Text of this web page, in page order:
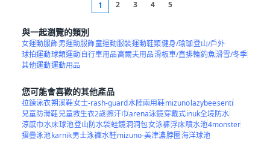
1 2 3 4 5
與一起瀏覽的類別
女運動服飾男運動服飾童運動服裝運動鞋類健身/瑜珈登山/戶外
球拍運動球類運動自行車用品高爾夫用品滑板車/直排輪釣魚滑雪/冬季
其他運動運動用品
您可能會喜歡的其他產品
拉鍊泳衣朔溪鞋女士-rash-guard水陸兩用鞋mizunolazybeesenti
兒童防滑鞋兒童救生衣2歲擦汗巾arena泳鏡穿戴式inuk全境防水
涼感巾水床球池登山防水袋蛙鏡洞洞包女泳褲浮床噴水池4monster
摺疊泳池karnik男士泳褲水鞋mizuno-美津濃脖圈海洋球池